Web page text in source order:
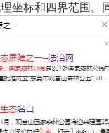
坐标和四界范围。